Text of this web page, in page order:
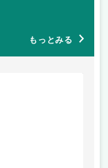
もっとみる